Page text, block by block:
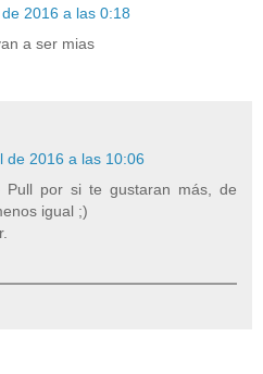
2016 a las 0:18
a ser mias
de 2016 a las 10:06
Pull por si te gustaran más, de
igual ;)